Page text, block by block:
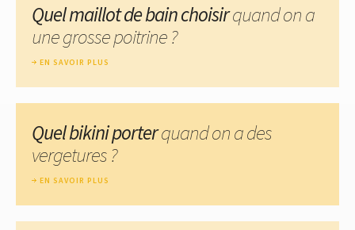
Quel maillot de bain choisirquand on a
une grosse poitrine ?
EN SAVOIR PLUS
Quel bikini porterquand on a des
vergetures ?
EN SAVOIR PLUS